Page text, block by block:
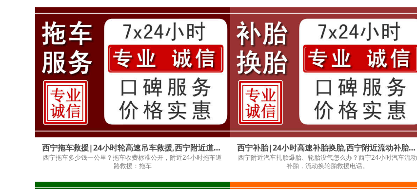
西宁拖车救援|24小时轮高速吊车救援,西宁附近道路救援拖车
西宁拖车多少钱一公里？拖车收费标准公开，附近24小时拖车道
路救援：拖车
西宁补胎|24小时高速补胎换胎,西宁附近流动补胎换胎
西宁附近汽车扎胎爆胎、轮胎没气怎么办？西宁24小时汽车流动
补胎，流动换轮胎救援电话。